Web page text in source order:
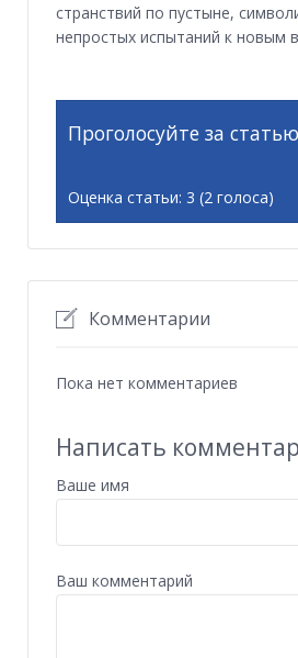
странствий по пустыне,
непростых испытаний к новым
Проголосуйте за
Оценка статьи: 3 (2 голоса)
Комментарии
Пока нет комментариев
Написать
Ваше имя
Ваш комментарий